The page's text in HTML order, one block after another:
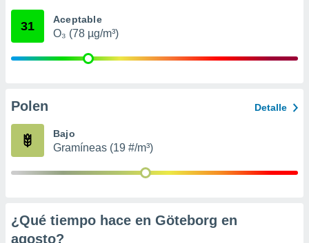
mediante
publicidad
de
31 Aceptable
O₃ (78 µg/m³)
Polen Detalle
Bajo
Gramíneas (19 #/m³)
¿Qué tiempo hace en Göteborg en
agosto?